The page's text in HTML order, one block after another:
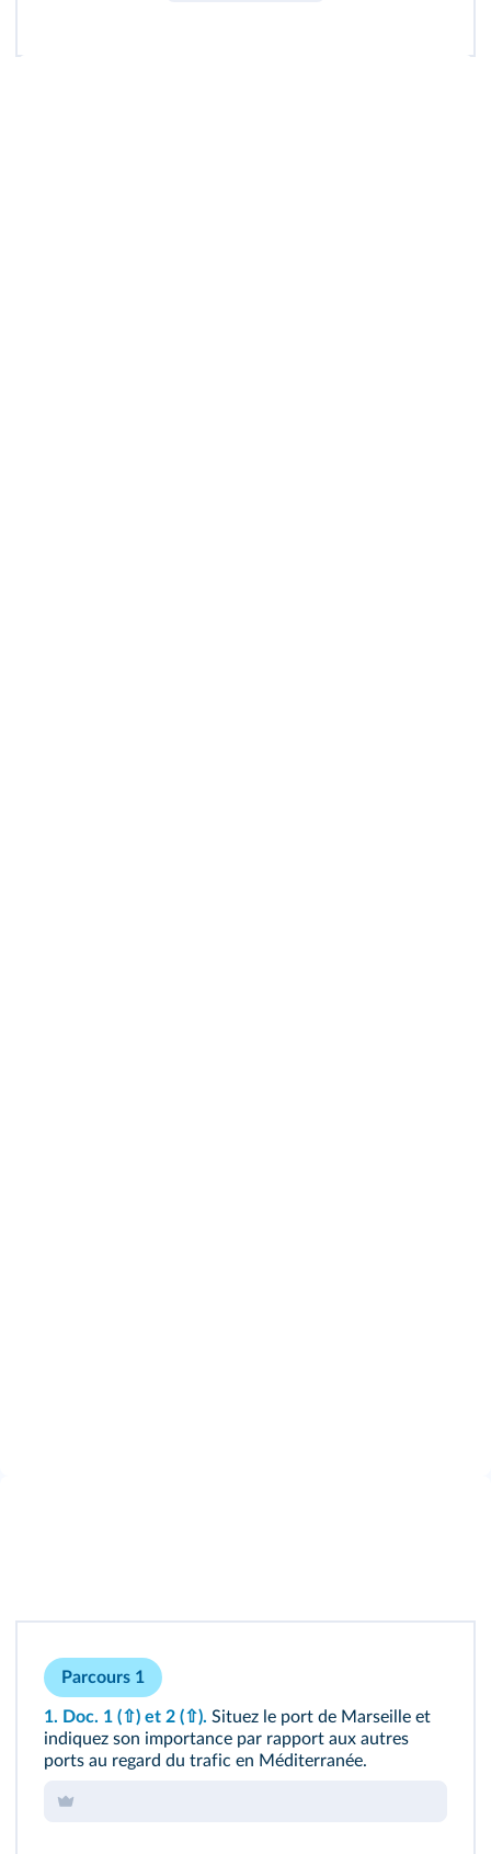
Parcours 1
1. Doc. 1 (⇧) et 2 (⇧). Situez le port de Marseille et
indiquez son importance par rapport aux autres
ports au regard du trafic en Méditerranée.